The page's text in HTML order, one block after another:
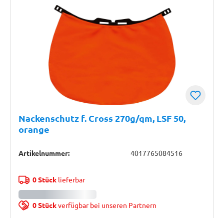
Nackenschutz f. Cross 270g/qm, LSF 50,
orange
Artikelnummer: 4017765084516
0 Stücklieferbar
0 Stückverfügbar bei unseren Partnern